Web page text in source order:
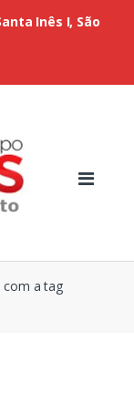
com a tag
Inês I, São